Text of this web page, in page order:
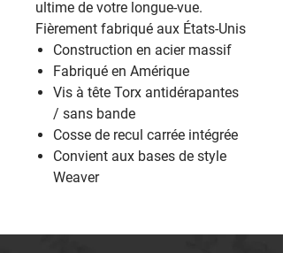
ultime de votre longue-vue.
Fièrement fabriqué aux États-Unis
Construction en acier massif
Fabriqué en Amérique
Vis à tête Torx antidérapantes
/ sans bande
Cosse de recul carrée intégrée
Convient aux bases de style
Weaver